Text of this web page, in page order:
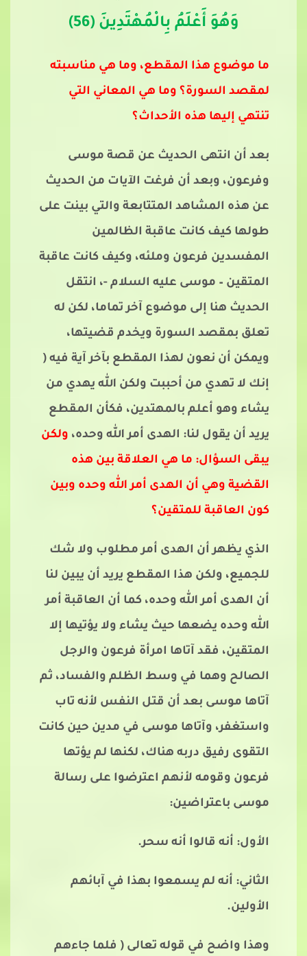
وَهُوَ أَعْلَمُ بِالْمُهْتَدِينَ (56)
ما موضوع هذا المقطع، وما هي مناسبته
لمقصد السورة؟ وما هي المعاني التي
تنتهي إليها هذه الأحداث؟
بعد أن انتهى الحديث عن قصة موسى
وفرعون، وبعد أن فرغت الآيات من الحديث
عن هذه المشاهد المتتابعة والتي بينت على
طولها كيف كانت عاقبة الظالمين
المفسدين فرعون وملئه، وكيف كانت عاقبة
المتقين – موسى عليه السلام -، انتقل
الحديث هنا إلى موضوع آخر تماما، لكن له
تعلق بمقصد السورة ويخدم قضيتها،
ويمكن أن نعون لهذا المقطع بآخر آية فيه (
إنك لا تهدي من أحببت ولكن الله يهدي من
يشاء وهو أعلم بالمهتدين، فكأن المقطع
يريد أن يقول لنا: الهدى أمر الله وحده، ولكن
يبقى السؤال: ما هي العلاقة بين هذه
القضية وهي أن الهدى أمر الله وحده وبين
كون العاقبة للمتقين؟
الذي يظهر أن الهدى أمر مطلوب ولا شك
للجميع، ولكن هذا المقطع يريد أن يبين لنا
أن الهدى أمر الله وحده، كما أن العاقبة أمر
الله وحده يضعها حيث يشاء ولا يؤتيها إلا
المتقين، فقد آتاها امرأة فرعون والرجل
الصالح وهما في وسط الظلم والفساد، ثم
آتاها موسى بعد أن قتل النفس لأنه تاب
واستغفر، وآتاها موسى في مدين حين كانت
التقوى رفيق دربه هناك، لكنها لم يؤتها
فرعون وقومه لأنهم اعترضوا على رسالة
موسى باعتراضين:
الأول: أنه قالوا أنه سحر.
الثاني: أنه لم يسمعوا بهذا في آبائهم
الأولين.
وهذا واضح في قوله تعالى ( فلما جاءهم